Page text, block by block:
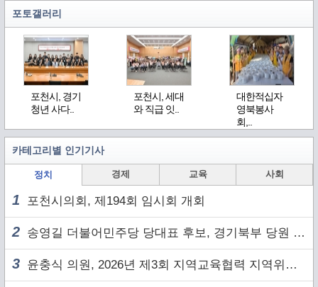
포토갤러리
포천시, 경기
청년 사다..
포천시, 세대
와 직급 잇..
대한적십자
영북봉사
회,..
카테고리별 인기기사
정치 경제 교육 사회
1 포천시의회, 제194회 임시회 개회
2 송영길 더불어민주당 당대표 후보, 경기북부 당원 및 2030 세대와 ‘소통 행보’
3 윤충식 의원, 2026년 제3회 지역교육협력 지역위원회 주재